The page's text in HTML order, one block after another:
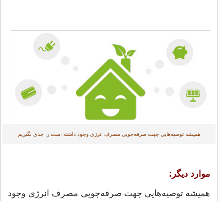
همیشه توصیه‏‌هایی جهت صرفه‏‌جویی مصرف انرژی وجود داشته است را جدی بگیریم
موارد دیگر:
همیشه توصیه‏‌هایی جهت صرفه‏‌جویی مصرف انرژی وجود